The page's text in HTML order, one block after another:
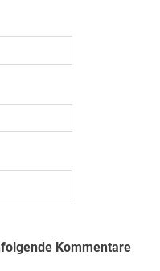
Kommentare